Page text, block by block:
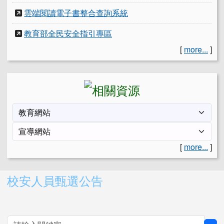
雲端閱讀電子書整合查詢系統
教育部全民安全指引專區
[ more... ]
[ more... ]
右邊區域內容
校安人員甄選公告